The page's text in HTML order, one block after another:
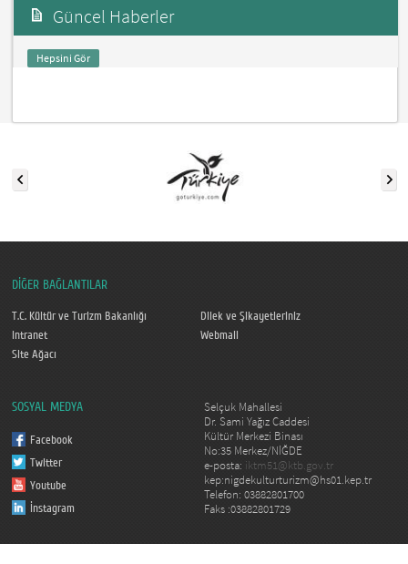
Güncel Haberler
Hepsini Gör
DİĞER BAĞLANTILAR
T.C. Kültür ve Turizm Bakanlığı
Dilek ve Şikayetleriniz
Intranet
Webmail
Site Ağacı
SOSYAL MEDYA
Facebook
Twitter
Youtube
İnstagram
Selçuk Mahallesi
Dr. Sami Yağız Caddesi
Kültür Merkezi Binası
No:35 Merkez/NİĞDE
e-posta: iktm51@ktb.gov.tr
kep:nigdekulturturizm@hs01.kep.tr
Telefon: 03882801700
Faks :03882801729